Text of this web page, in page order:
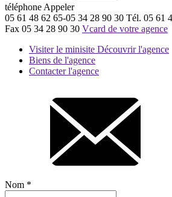
téléphone Appeler
05 61 48 62 65-05 34 28 90 30 Tél. 05 61
Fax 05 34 28 90 30 Vcard de votre agence
Visiter le minisite Découvrir l'agence
Biens de l'agence
Contacter l'agence
Nom *